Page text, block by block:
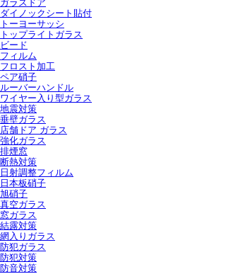
ガラスドア
ダイノックシート貼付
トーヨーサッシ
トップライトガラス
ビード
フィルム
フロスト加工
ペア硝子
ルーバーハンドル
ワイヤー入り型ガラス
地震対策
垂壁ガラス
店舗ドア ガラス
強化ガラス
排煙窓
断熱対策
日射調整フィルム
日本板硝子
旭硝子
真空ガラス
窓ガラス
結露対策
網入りガラス
防犯ガラス
防犯対策
防音対策